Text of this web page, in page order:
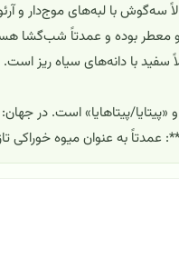
با لبه‌های موج‌دار و
و معطر بوده و عمدتاً شب‌گشا
سفید با دانه‌های سیاه ریز است.